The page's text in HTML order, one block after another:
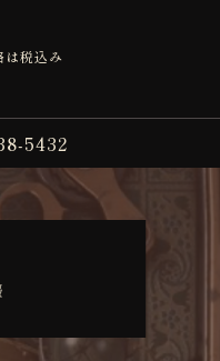
税込み
5432